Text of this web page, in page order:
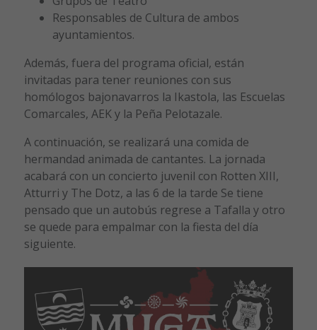
Responsables de Cultura de ambos
ayuntamientos.
Además, fuera del programa oficial, están
invitadas para tener reuniones con sus
homólogos bajonavarros la Ikastola, las Escuelas
Comarcales, AEK y la Peña Pelotazale.
A continuación, se realizará una comida de
hermandad animada de cantantes. La jornada
acabará con un concierto juvenil con Rotten XIII,
Atturri y The Dotz, a las 6 de la tarde Se tiene
pensado que un autobús regrese a Tafalla y otro
se quede para empalmar con la fiesta del día
siguiente.